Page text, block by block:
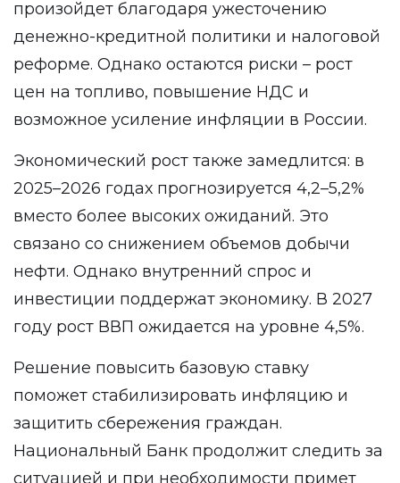
произойдет благодаря ужесточению
денежно-кредитной политики и налоговой
реформе. Однако остаются риски – рост
цен на топливо, повышение НДС и
возможное усиление инфляции в России.
Экономический рост также замедлится: в
2025–2026 годах прогнозируется 4,2–5,2%
вместо более высоких ожиданий. Это
связано со снижением объемов добычи
нефти. Однако внутренний спрос и
инвестиции поддержат экономику. В 2027
году рост ВВП ожидается на уровне 4,5%.
Решение повысить базовую ставку
поможет стабилизировать инфляцию и
защитить сбережения граждан.
Национальный Банк продолжит следить за
ситуацией и при необходимости примет